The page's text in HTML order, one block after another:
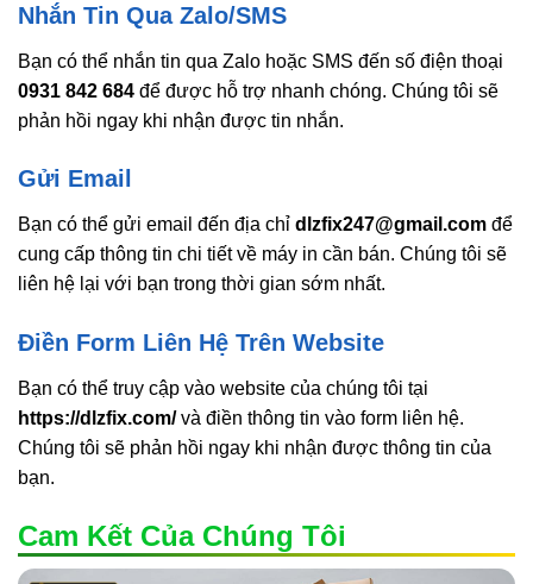
Nhắn Tin Qua Zalo/SMS
Bạn có thể nhắn tin qua Zalo hoặc SMS đến số điện thoại
0931 842 684 để được hỗ trợ nhanh chóng. Chúng tôi sẽ
phản hồi ngay khi nhận được tin nhắn.
Gửi Email
Bạn có thể gửi email đến địa chỉ dlzfix247@gmail.com để
cung cấp thông tin chi tiết về máy in cần bán. Chúng tôi sẽ
liên hệ lại với bạn trong thời gian sớm nhất.
Điền Form Liên Hệ Trên Website
Bạn có thể truy cập vào website của chúng tôi tại
https://dlzfix.com/và điền thông tin vào form liên hệ.
Chúng tôi sẽ phản hồi ngay khi nhận được thông tin của
bạn.
Cam Kết Của Chúng Tôi